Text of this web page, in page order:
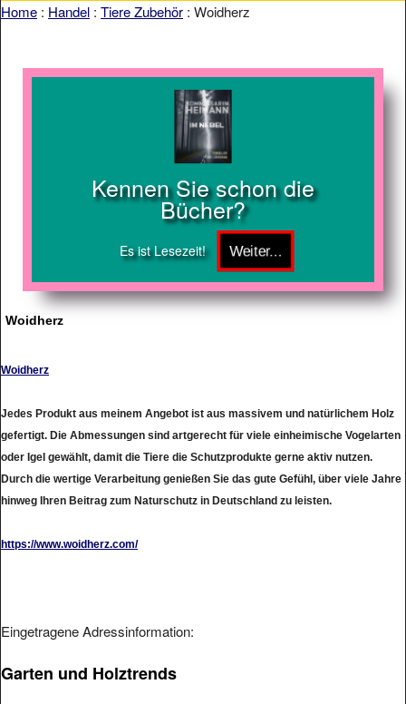
Home : Handel : Tiere Zubehör : Woidherz
Kennen Sie schon die
Bücher?
Es ist Lesezeit!
Woidherz
Woidherz
Jedes Produkt aus meinem Angebot ist aus massivem und natürlichem Holz
gefertigt. Die Abmessungen sind artgerecht für viele einheimische Vogelarten
oder Igel gewählt, damit die Tiere die Schutzprodukte gerne aktiv nutzen.
Durch die wertige Verarbeitung genießen Sie das gute Gefühl, über viele Jahre
hinweg Ihren Beitrag zum Naturschutz in Deutschland zu leisten.
https://www.woidherz.com/
Eingetragene Adressinformation:
Garten und Holztrends